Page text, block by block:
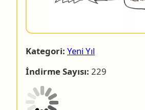
Kategori: Yeni Yıl
İndirme Sayısı: 229
Dosyanın indirilmesine 4